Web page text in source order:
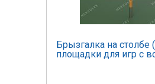
Брызгалка на столбе
площадки для игр с